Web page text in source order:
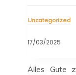
Uncategorized
17/03/2025
Alles Gute